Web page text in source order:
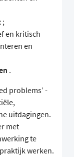
;
en kritisch
en
.
problems’ -
uitdagingen.
met
te
werken.